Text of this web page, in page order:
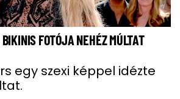
FOTÓJA NEHÉZ MÚLTAT
egy szexi képpel idézte